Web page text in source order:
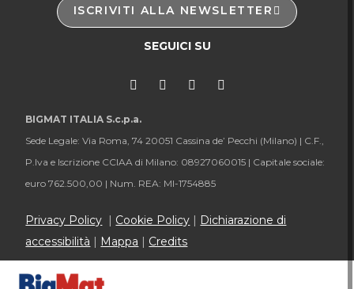
ISCRIVITI ALLA NEWSLETTER
SEGUICI SU
BIGMAT ITALIA S.c.p.a.
Sede Legale: Via Roma, 74 20051 Cassina de’ Pecchi (Milano) | C.F.,
P.Iva e Iscrizione CCIAA di Milano: 08927060015 | Capitale sociale:
euro 762.500,00 | Num. REA: MI-1754885
Privacy Policy Cookie Policy
Dichiarazione di
accessibilità
Mappa Credits